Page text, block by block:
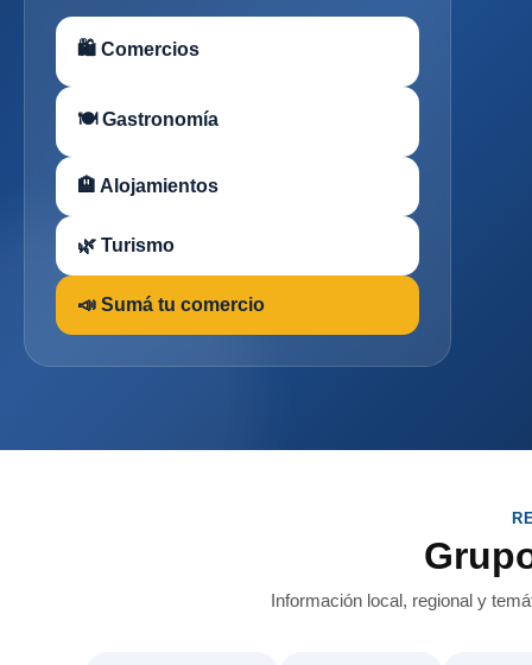
🛍 Comercios
🍽 Gastronomía
🏨 Alojamientos
🌿 Turismo
📣 Sumá tu comercio
Información local, regional y